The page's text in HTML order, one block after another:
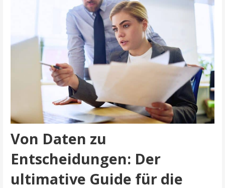
Von Daten zu
Entscheidungen: Der
ultimative Guide für die